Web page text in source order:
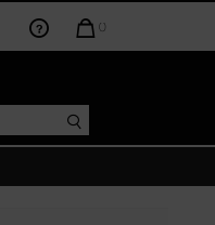
DIE
BETRÄGT
0